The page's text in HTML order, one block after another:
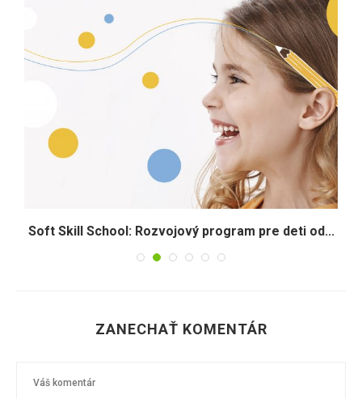
Soft Skill School: Rozvojový program pre deti od...
ZANECHAŤ KOMENTÁR